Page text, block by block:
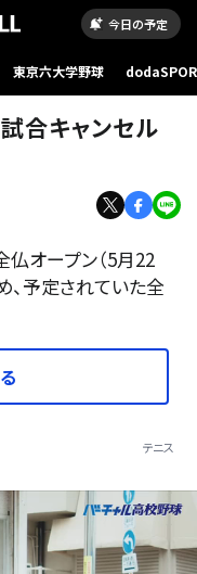
今日の予定
東京六大学野球
合キャンセル
仏オープン（5月22
、予定されていた全
テニス